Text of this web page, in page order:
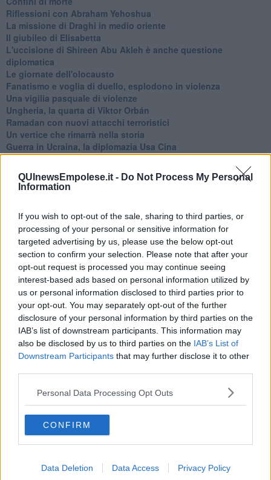
QUInewsEmpolese.it - Do Not Process My Personal
Information
If you wish to opt-out of the sale, sharing to third parties, or
processing of your personal or sensitive information for
targeted advertising by us, please use the below opt-out
section to confirm your selection. Please note that after your
opt-out request is processed you may continue seeing
interest-based ads based on personal information utilized by
us or personal information disclosed to third parties prior to
your opt-out. You may separately opt-out of the further
disclosure of your personal information by third parties on the
IAB’s list of downstream participants. This information may
also be disclosed by us to third parties on the IAB’s List of
Downstream Participants that may further disclose it to other
Personal Data Processing Opt Outs
CONFIRM
Data Deletion Data Access Privacy Policy
Riflessioni con Abraham Yehoshua
La missione di Draghi in medio oriente
Il giubileo di Elisabetta
L'uccisione di Shireen Abu Akleh è anche questione
diplomatica
Le giornate dell'olocausto
Fanatismo e voglia di duello, esplodono in violenza
Una vigilia pasquale di violenze
Ungheria, la quarta di Viktor Orbán
Ramadan con nuovi attacchi terroristici
Un vertice che rimarrà nella storia
Guerra in Ucraina, la diplomazia Usa Cina
Guerra Ucraina, la pseudo neutralità di Bennet
La guerra in Ucraina vista dal Medio Oriente
​Il caos libico è un pozzo senza fine
Capitol Hill un anno dopo
Desmond Tutu "la voce dei senza voce"
Natale da incubo per Boris Johnson
La questione Ucraina
Cipro, un ponte dove si mischiano le culture
Una vigilia di Natale per un nuovo Rais
La questione israelo-palestinese ignorata dal G20
Erdogan continua a sfidare l'Occidente
Libano, collasso economico e guerra civile
Johnson, da Trump a Biden alla Brexit
L'AUKUS e il Quad
Biden, primo presidente USA non in guerra
Papa Bergoglio vedrà Viktor Orbán
Bennet, un giorno in attesa di Biden
Il ritorno dei talebani
Sudafrica, è allarme alimentare
Usa di nuovo al centro della geopolitica internazionale
L’appuntamento di Israele con il cambiamento
La farsa delle elezioni in Siria
In Medioriente non ci sono favole, solo realtà
Biden chiama ma Netanyahu non risponde